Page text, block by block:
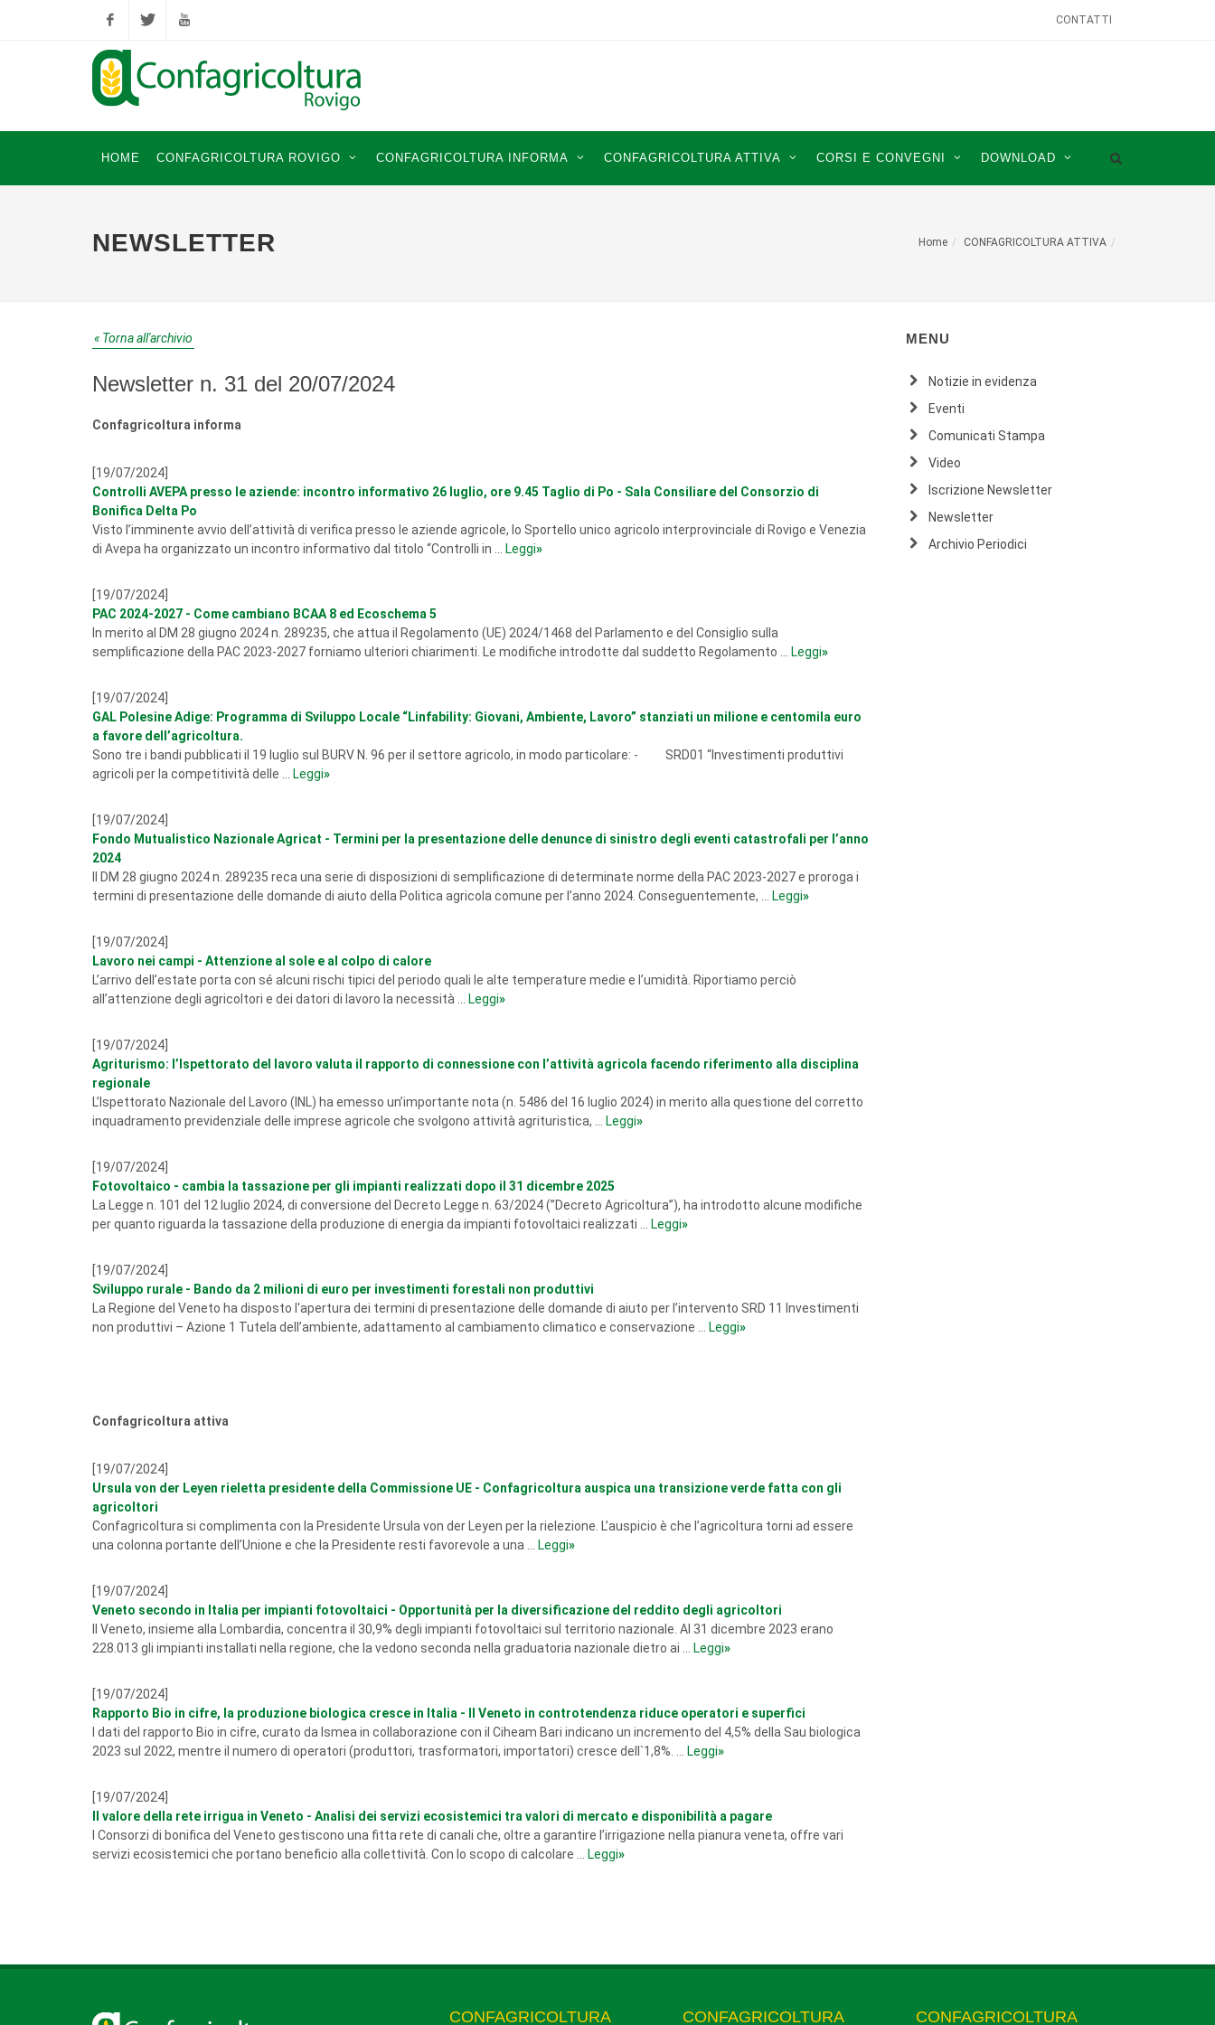
FacebookTwitter YouTube
CONTATTI
HOME CONFAGRICOLTURA ROVIGO CONFAGRICOLTURA INFORMA CONFAGRICOLTURA ATTIVA CORSI E CONVEGNI DOWNLOAD
NEWSLETTER Home CONFAGRICOLTURA ATTIVA
« Torna all'archivio
Newsletter n. 31 del 20/07/2024
Confagricoltura informa
[19/07/2024]
Controlli AVEPA presso le aziende: incontro informativo 26 luglio, ore 9.45 Taglio di Po - Sala Consiliare del Consorzio di
Bonifica Delta Po
Visto l’imminente avvio dell’attività di verifica presso le aziende agricole, lo Sportello unico agricolo interprovinciale di Rovigo e Venezia
di Avepa ha organizzato un incontro informativo dal titolo “Controlli in ...
Leggi»
[19/07/2024]
PAC 2024-2027 - Come cambiano BCAA 8 ed Ecoschema 5
In merito al DM 28 giugno 2024 n. 289235, che attua il Regolamento (UE) 2024/1468 del Parlamento e del Consiglio sulla
semplificazione della PAC 2023-2027 forniamo ulteriori chiarimenti. Le modifiche introdotte dal suddetto Regolamento ...
Leggi»
[19/07/2024]
GAL Polesine Adige: Programma di Sviluppo Locale “Linfability: Giovani, Ambiente, Lavoro” stanziati un milione e centomila euro
a favore dell’agricoltura.
Sono tre i bandi pubblicati il 19 luglio sul BURV N. 96 per il settore agricolo, in modo particolare: - SRD01 “Investimenti produttivi
agricoli per la competitività delle ...
Leggi»
[19/07/2024]
Fondo Mutualistico Nazionale Agricat - Termini per la presentazione delle denunce di sinistro degli eventi catastrofali per l’anno
2024
Il DM 28 giugno 2024 n. 289235 reca una serie di disposizioni di semplificazione di determinate norme della PAC 2023-2027 e proroga i
termini di presentazione delle domande di aiuto della Politica agricola comune per l’anno 2024. Conseguentemente, ...
Leggi»
[19/07/2024]
Lavoro nei campi - Attenzione al sole e al colpo di calore
L’arrivo dell’estate porta con sé alcuni rischi tipici del periodo quali le alte temperature medie e l’umidità. Riportiamo perciò
all’attenzione degli agricoltori e dei datori di lavoro la necessità ...
Leggi»
[19/07/2024]
Agriturismo: l’Ispettorato del lavoro valuta il rapporto di connessione con l’attività agricola facendo riferimento alla disciplina
regionale
L’Ispettorato Nazionale del Lavoro (INL) ha emesso un’importante nota (n. 5486 del 16 luglio 2024) in merito alla questione del corretto
inquadramento previdenziale delle imprese agricole che svolgono attività agrituristica, ...
Leggi»
[19/07/2024]
Fotovoltaico - cambia la tassazione per gli impianti realizzati dopo il 31 dicembre 2025
La Legge n. 101 del 12 luglio 2024, di conversione del Decreto Legge n. 63/2024 (”Decreto Agricoltura”), ha introdotto alcune modifiche
per quanto riguarda la tassazione della produzione di energia da impianti fotovoltaici realizzati ...
Leggi»
[19/07/2024]
Sviluppo rurale - Bando da 2 milioni di euro per investimenti forestali non produttivi
La Regione del Veneto ha disposto l'apertura dei termini di presentazione delle domande di aiuto per l’intervento SRD 11 Investimenti
non produttivi – Azione 1 Tutela dell’ambiente, adattamento al cambiamento climatico e conservazione ...
Leggi»
Confagricoltura attiva
[19/07/2024]
Ursula von der Leyen rieletta presidente della Commissione UE - Confagricoltura auspica una transizione verde fatta con gli
agricoltori
Confagricoltura si complimenta con la Presidente Ursula von der Leyen per la rielezione. L’auspicio è che l’agricoltura torni ad essere
una colonna portante dell’Unione e che la Presidente resti favorevole a una ...
Leggi»
[19/07/2024]
Veneto secondo in Italia per impianti fotovoltaici - Opportunità per la diversificazione del reddito degli agricoltori
Il Veneto, insieme alla Lombardia, concentra il 30,9% degli impianti fotovoltaici sul territorio nazionale. Al 31 dicembre 2023 erano
228.013 gli impianti installati nella regione, che la vedono seconda nella graduatoria nazionale dietro ai ...
Leggi»
[19/07/2024]
Rapporto Bio in cifre, la produzione biologica cresce in Italia - Il Veneto in controtendenza riduce operatori e superfici
I dati del rapporto Bio in cifre, curato da Ismea in collaborazione con il Ciheam Bari indicano un incremento del 4,5% della Sau biologica
2023 sul 2022, mentre il numero di operatori (produttori, trasformatori, importatori) cresce dell`1,8%. ...
Leggi»
[19/07/2024]
Il valore della rete irrigua in Veneto - Analisi dei servizi ecosistemici tra valori di mercato e disponibilità a pagare
I Consorzi di bonifica del Veneto gestiscono una fitta rete di canali che, oltre a garantire l’irrigazione nella pianura veneta, offre vari
servizi ecosistemici che portano beneficio alla collettività. Con lo scopo di calcolare ...
Leggi»
MENU
Notizie in evidenza
Eventi
Comunicati Stampa
Video
Iscrizione Newsletter
Newsletter
Archivio Periodici
CONFAGRICOLTURA CONFAGRICOLTURA CONFAGRICOLTURA